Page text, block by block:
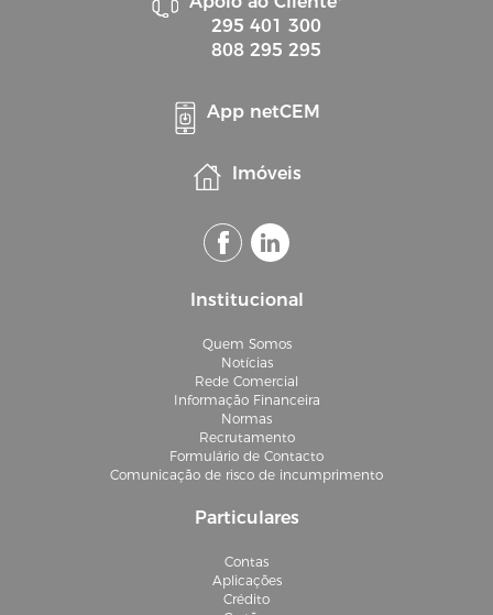
295 401 300
808 295 295
App netCEM
Imóveis
Institucional
Quem Somos
Notícias
Rede Comercial
Informação Financeira
Normas
Recrutamento
Formulário de Contacto
Comunicação de risco de incumprimento
Particulares
Contas
Aplicações
Crédito